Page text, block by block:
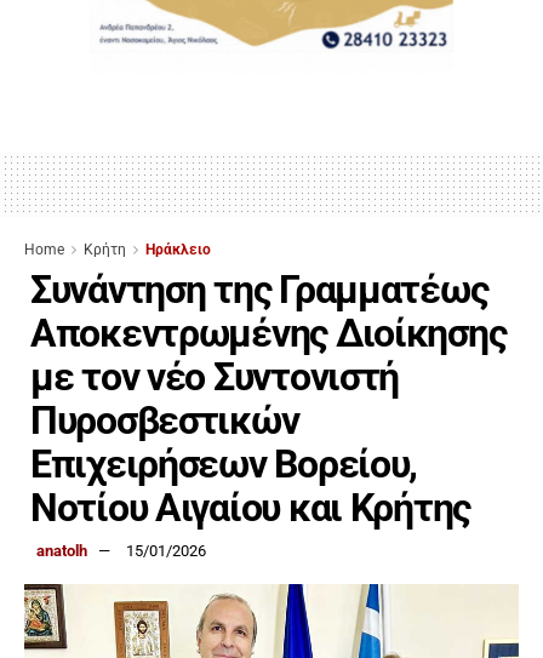
Home Κρήτη Ηράκλειο
Συνάντηση της Γραμματέως
Αποκεντρωμένης Διοίκησης
με τον νέο Συντονιστή
Πυροσβεστικών
Επιχειρήσεων Βορείου,
Νοτίου Αιγαίου και Κρήτης
anatolh 15/01/2026